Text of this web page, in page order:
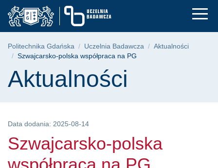
Przejdź
do
menu
Przejdź
do
wyszukiwarki
Przejdź
do
treści
Szwajcarsko-polska
Ścieżka nawigacyjna
Politechnika Gdańska Uczelnia Badawcza
Aktualności
Szwajcarsko-polska współpraca na PG
Treść strony
Aktualności
Data dodania: 2025-08-14
Szwajcarsko-polska